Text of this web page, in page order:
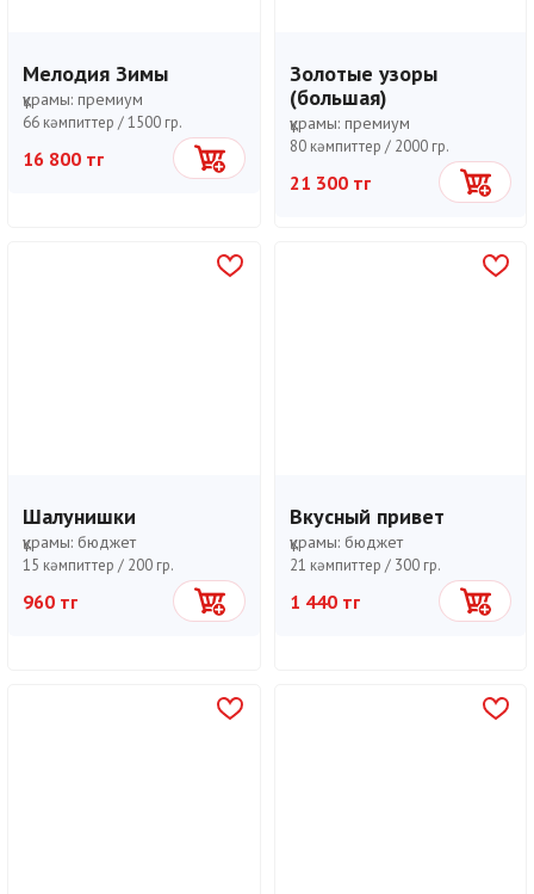
Мелодия Зимы
құрамы: премиум
66 кәмпиттер /1500 гр.
16 800 тг Себетке
Золотые узоры
(большая)
құрамы: премиум
80 кәмпиттер / 2000 гр.
21 300 тг Себетке
Шалунишки
құрамы: бюджет
15 кәмпиттер / 200 гр.
960 тг Себетке
Вкусный привет
құрамы: бюджет
21 кәмпиттер / 300 гр.
1 440 тг Себетке